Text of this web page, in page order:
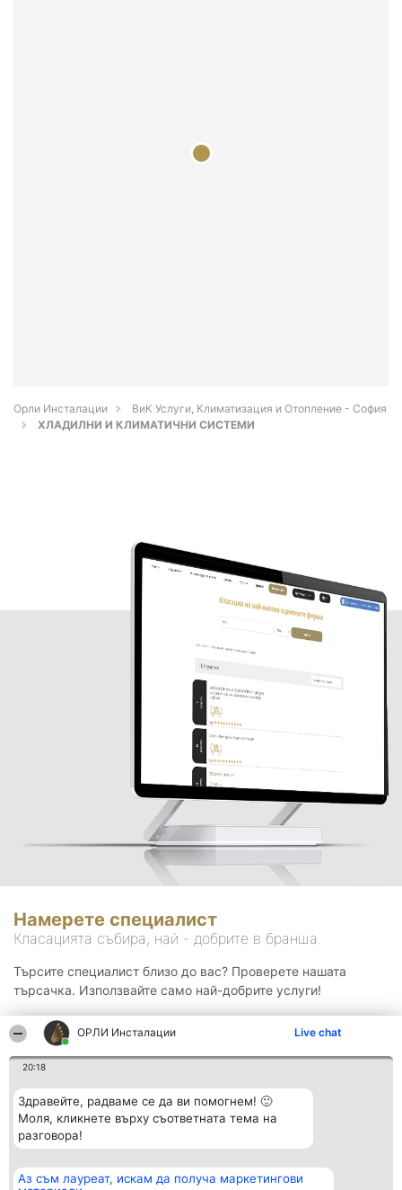
ОРЛИ Инсталации Live chat
20:18
Здравейте, радваме се да ви помогнем! 🙂
Моля, кликнете върху съответната тема на
разговора!
Аз съм лауреат, искам да получа маркетингови
Орли Инсталации
ВиК Услуги, Климатизация и Отопление - София
ХЛАДИЛНИ И КЛИМАТИЧНИ СИСТЕМИ
Намерете специалист
Класацията събира, най - добрите в бранша.
Търсите специалист близо до вас? Проверете нашата
търсачка. Използвайте само най-добрите услуги!
Организатор на
Класация Контакти